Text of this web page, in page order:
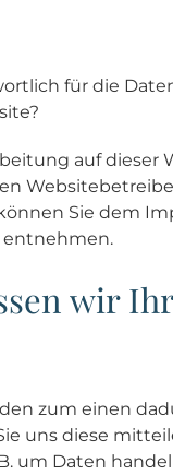
für die
auf dieser
Sie dem
entnehmen.
wir
zum einen
uns diese
um Daten